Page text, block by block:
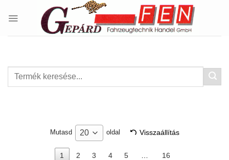
Mutasd 20 oldal Visszaállítás
1 2 3 4 5 16